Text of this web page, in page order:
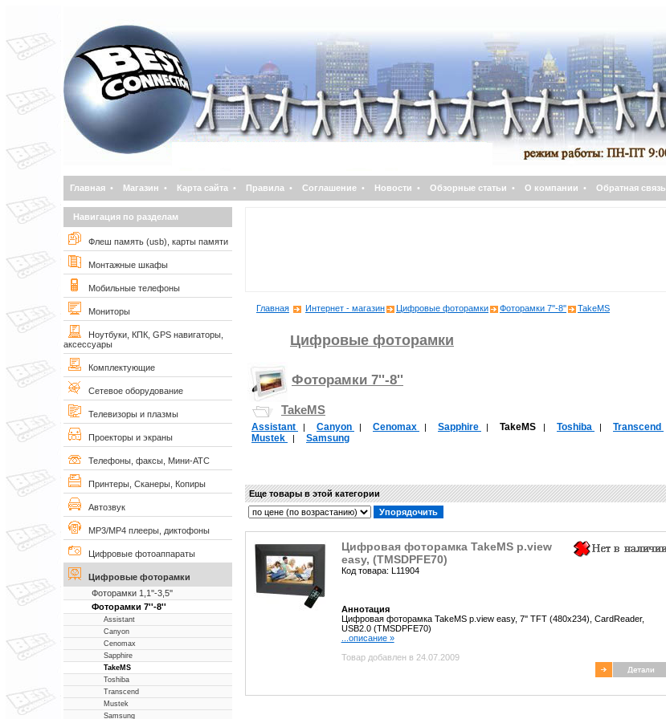
Главная • Магазин • Карта сайта • Правила • Соглашение • Новости • Обзорные статьи • О компании • Обратная связь
Навигация по разделам
Флеш память (usb), карты памяти
Монтажные шкафы
Мобильные телефоны
Мониторы
Ноутбуки, КПК, GPS навигаторы,
аксессуары
Комплектующие
Сетевое оборудование
Телевизоры и плазмы
Проекторы и экраны
Телефоны, факсы, Мини-АТС
Принтеры, Сканеры, Копиры
Автозвук
MP3/MP4 плееры, диктофоны
Цифровые фотоаппараты
Цифровые фоторамки
Фоторамки 1,1''-3,5''
Фоторамки 7''-8''
Assistant
Canyon
Cenomax
Sapphire
TakeMS
Toshiba
Transcend
Mustek
Samsung
Главная Интернет - магазин Цифровые фоторамки Фоторамки 7''-8'' TakeMS
Цифровые фоторамки
Фоторамки 7''-8''
TakeMS
Assistant | Canyon | Cenomax | Sapphire | TakeMS | Toshiba | Transcend
Mustek | Samsung
Еще товары в этой категории
Цифровая фоторамка TakeMS p.view
easy, (TMSDPFE70)
Код товара: L11904
Аннотация
Цифровая фоторамка TakeMS p.view easy, 7'' TFT (480x234), CardReader,
USB2.0 (TMSDPFE70)
...описание »
Товар добавлен в 24.07.2009